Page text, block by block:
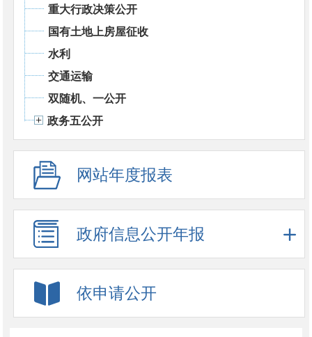
重大行政决策公开
国有土地上房屋征收
水利
交通运输
双随机、一公开
政务五公开
网站年度报表
政府信息公开年报
依申请公开